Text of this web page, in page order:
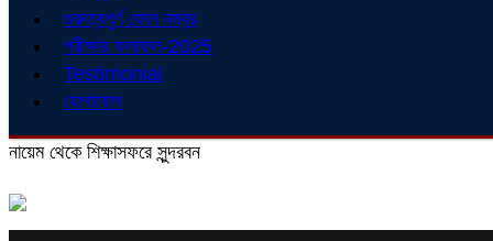
গুরুত্বপূর্ণ ফোন নম্বর
পরীক্ষার ফলাফল-2025
Testimonial
যোগাযোগ
নায়েম থেকে শিক্ষাসফরে সুন্দরবন